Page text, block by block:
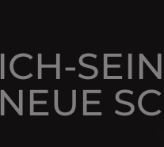
ICH-
NEUE